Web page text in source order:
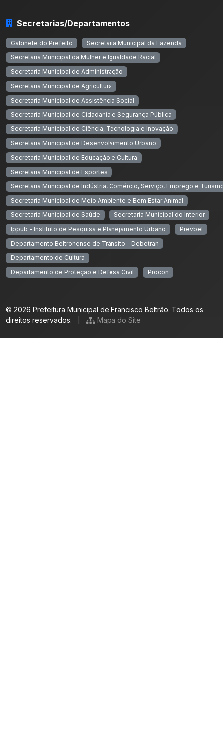
Secretarias/Departamentos
Gabinete do Prefeito
Secretaria Municipal da Fazenda
Secretaria Municipal da Mulher e Igualdade Racial
Secretaria Municipal de Administração
Secretaria Municipal de Agricultura
Secretaria Municipal de Assistência Social
Secretaria Municipal de Cidadania e Segurança Pública
Secretaria Municipal de Ciência, Tecnologia e Inovação
Secretaria Municipal de Desenvolvimento Urbano
Secretaria Municipal de Educação e Cultura
Secretaria Municipal de Esportes
Secretaria Municipal de Indústria, Comércio, Serviço, Emprego e
Secretaria Municipal de Meio Ambiente e Bem Estar Animal
Secretaria Municipal de Saúde
Secretaria Municipal do Interior
Ippub - Instituto de Pesquisa e Planejamento Urbano
Prevbel
Departamento Beltronense de Trânsito - Debetran
Departamento de Cultura
Departamento de Proteção e Defesa Civil
Procon
© 2026 Prefeitura Municipal de Francisco Beltrão. Todos os
direitos reservados.
Mapa do Site